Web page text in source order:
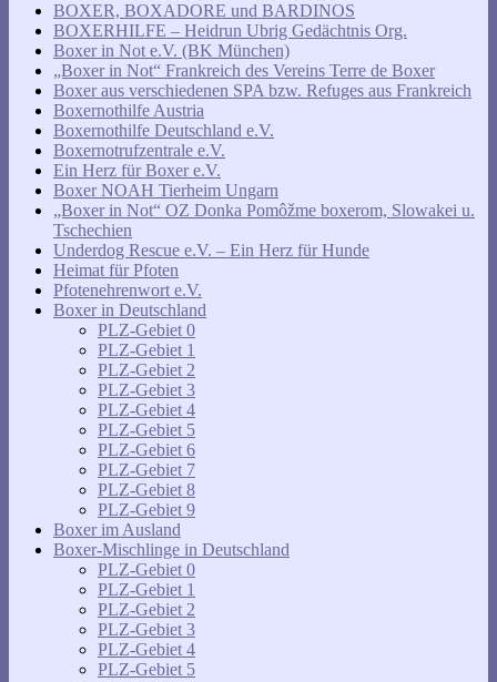
BOXER, BOXADORE und BARDINOS
BOXERHILFE – Heidrun Ubrig Gedächtnis Org.
Boxer in Not e.V. (BK München)
„Boxer in Not“ Frankreich des Vereins Terre de Boxer
Boxer aus verschiedenen SPA bzw. Refuges aus Frankreich
Boxernothilfe Austria
Boxernothilfe Deutschland e.V.
Boxernotrufzentrale e.V.
Ein Herz für Boxer e.V.
Boxer NOAH Tierheim Ungarn
„Boxer in Not“ OZ Donka Pomôžme boxerom, Slowakei u.
Tschechien
Underdog Rescue e.V. – Ein Herz für Hunde
Heimat für Pfoten
Pfotenehrenwort e.V.
Boxer in Deutschland
PLZ-Gebiet 0
PLZ-Gebiet 1
PLZ-Gebiet 2
PLZ-Gebiet 3
PLZ-Gebiet 4
PLZ-Gebiet 5
PLZ-Gebiet 6
PLZ-Gebiet 7
PLZ-Gebiet 8
PLZ-Gebiet 9
Boxer im Ausland
Boxer-Mischlinge in Deutschland
PLZ-Gebiet 0
PLZ-Gebiet 1
PLZ-Gebiet 2
PLZ-Gebiet 3
PLZ-Gebiet 4
PLZ-Gebiet 5